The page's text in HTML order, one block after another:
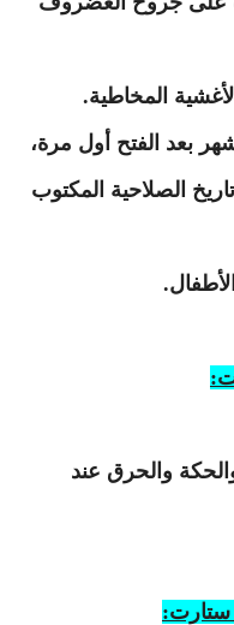
المخاطية.
كريم هيالو 4 لمدة 36 شهر بعد الفتح أول مرة،
الصلاحية المكتوب
والحرق عند